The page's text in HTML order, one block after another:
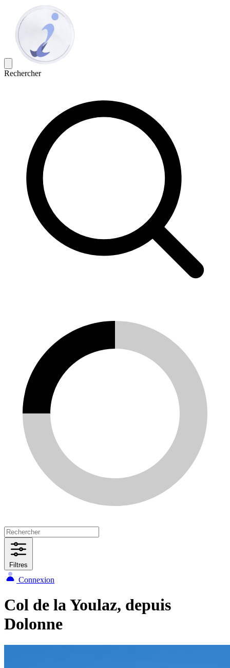
Rechercher
Filtres
Connexion
Col de la Youlaz, depuis
Dolonne